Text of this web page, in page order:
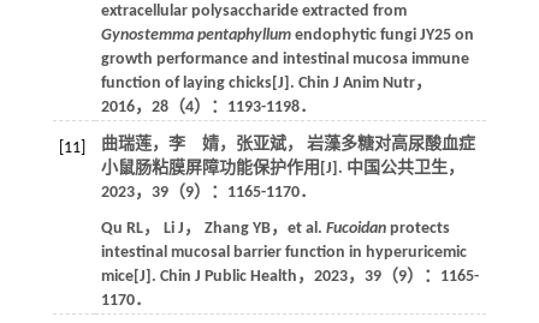
extracellular polysaccharide extracted from
Gynostemma pentaphyllumendophytic fungi JY25 on
growth performance and intestinal mucosa immune
function of laying chicks[J]. Chin J Anim Nutr，
2016， 28（4）：1193-1198．
[11]
曲瑞莲，李 婧，张亚斌， 岩藻多糖对高尿酸血症
小鼠肠粘膜屏障功能保护作用[J]. 中国公共卫生，
2023， 39（9）：1165-1170．
Qu RL， Li J ， Zhang YB，et al. Fucoidanprotects
intestinal mucosal barrier function in hyperuricemic
mice[J]. Chin J Public Health ， 2023， 39（9）：1165-
1170．